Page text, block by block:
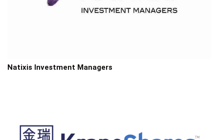
Natixis Investment Managers